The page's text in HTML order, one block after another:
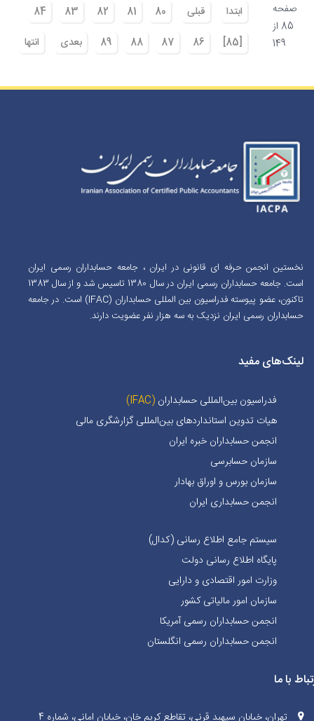
صفحه
85 از
149
ابتدا قبلی 80
81
82
83
84
[85]
86
87
88
89 بعدی انتها
نخستین انجمن حرفه ای قانونی در ایران ، جامعه حسابداران رسمی ایران
است. جامعه حسابداران رسمی ایران در سال 1380 تاسیس شد و از سال 1383
تاکنون، عضو پیوسته فدراسیون بین المللی حسابداران (IFAC) است. در جامعه
حسابداران رسمی ایران نزدیک به سه هزار نفر عضویت دارند.
لینک‌های مفید
فدراسیون بین‌المللی حسابداران (IFAC)
هیات تدوین استانداردهای بین‌المللی گزارشگری مالی
انجمن حسابداران خبره ايران
سازمان حسابرسی
سازمان بورس و اوراق بهادار
انجمن حسابداری ایران
سیستم جامع اطلاع رسانی (کدال)
پایگاه اطلاع رسانی دولت
وزارت امور اقتصادی و دارایی
سازمان امور مالیاتی کشور
انجمن حسابداران رسمی آمریکا
انجمن حسابداران رسمی انگلستان
با ما
تهران، خیابان سپهبد قرنی، تقاطع کریم خان، خیابان امانی، شماره 4